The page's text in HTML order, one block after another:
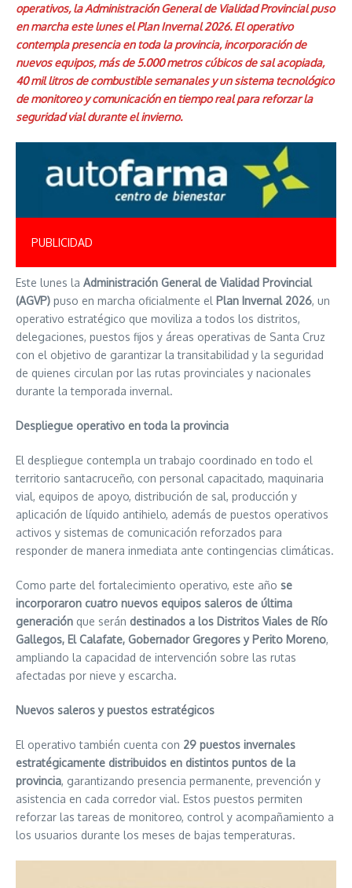
operativos, la Administración General de Vialidad Provincial puso
en marcha este lunes el Plan Invernal 2026. El operativo
contempla presencia en toda la provincia, incorporación de
nuevos equipos, más de 5.000 metros cúbicos de sal acopiada,
40 mil litros de combustible semanales y un sistema tecnológico
de monitoreo y comunicación en tiempo real para reforzar la
seguridad vial durante el invierno.
PUBLICIDAD
Este lunes la Administración General de Vialidad Provincial
(AGVP) puso en marcha oficialmente el Plan Invernal 2026, un
operativo estratégico que moviliza a todos los distritos,
delegaciones, puestos fijos y áreas operativas de Santa Cruz
con el objetivo de garantizar la transitabilidad y la seguridad
de quienes circulan por las rutas provinciales y nacionales
durante la temporada invernal.
Despliegue operativo en toda la provincia
El despliegue contempla un trabajo coordinado en todo el
territorio santacruceño, con personal capacitado, maquinaria
vial, equipos de apoyo, distribución de sal, producción y
aplicación de líquido antihielo, además de puestos operativos
activos y sistemas de comunicación reforzados para
responder de manera inmediata ante contingencias climáticas.
Como parte del fortalecimiento operativo, este año se
incorporaron cuatro nuevos equipos saleros de última
generación que serán destinados a los Distritos Viales de Río
Gallegos, El Calafate, Gobernador Gregores y Perito Moreno,
ampliando la capacidad de intervención sobre las rutas
afectadas por nieve y escarcha.
Nuevos saleros y puestos estratégicos
El operativo también cuenta con 29 puestos invernales
estratégicamente distribuidos en distintos puntos de la
provincia, garantizando presencia permanente, prevención y
asistencia en cada corredor vial. Estos puestos permiten
reforzar las tareas de monitoreo, control y acompañamiento a
los usuarios durante los meses de bajas temperaturas.